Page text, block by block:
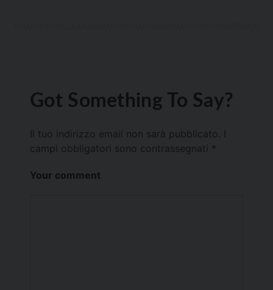
Got Something To Say?
Il tuo indirizzo email non sarà pubblicato.
campi obbligatori sono contrassegnati *
Your comment